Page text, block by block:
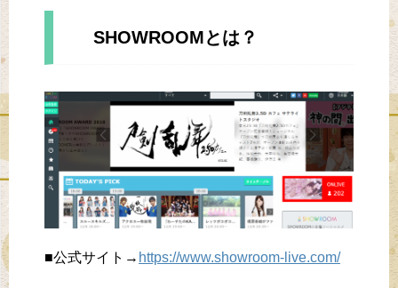
SHOWROOMとは？
■公式サイト→ https://www.showroom-live.com/